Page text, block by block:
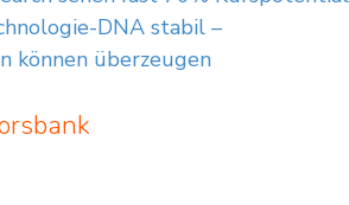
DNA stabil –
können überzeugen